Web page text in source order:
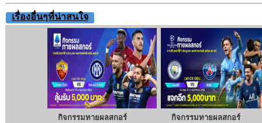
เรื่องอื่นๆที่น่าสนใจ
กิจกรรมทายผลสกอร์ กิจกรรมทายผลสกอร์